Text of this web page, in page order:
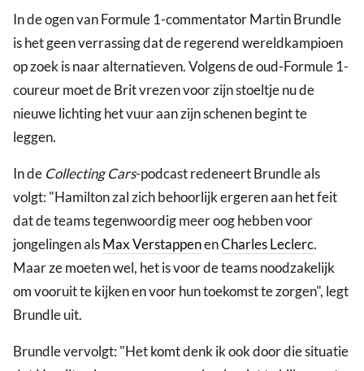
In de ogen van Formule 1-commentator Martin Brundle
is het geen verrassing dat de regerend wereldkampioen
op zoek is naar alternatieven. Volgens de oud-Formule 1-
coureur moet de Brit vrezen voor zijn stoeltje nu de
nieuwe lichting het vuur aan zijn schenen begint te
leggen.
In de Collecting Cars-podcast redeneert Brundle als
volgt: "Hamilton zal zich behoorlijk ergeren aan het feit
dat de teams tegenwoordig meer oog hebben voor
jongelingen alsMax VerstappenenCharles Leclerc.
Maar ze moeten wel, het is voor de teams noodzakelijk
om vooruit te kijken en voor hun toekomst te zorgen", legt
Brundle uit.
Brundle vervolgt: "Het komt denk ik ook door die situatie